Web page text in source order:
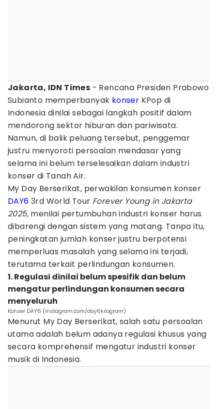
Jakarta, IDN Times - Rencana Presiden Prabowo
Subianto memperbanyak konser KPop di
Indonesia dinilai sebagai langkah positif dalam
mendorong sektor hiburan dan pariwisata.
Namun, di balik peluang tersebut, penggemar
justru menyoroti persoalan mendasar yang
selama ini belum terselesaikan dalam industri
konser di Tanah Air.
My Day Berserikat, perwakilan konsumen konser
DAY6 3rd World Tour Forever Young in Jakarta
2025, menilai pertumbuhan industri konser harus
dibarengi dengan sistem yang matang. Tanpa itu,
peningkatan jumlah konser justru berpotensi
memperluas masalah yang selama ini terjadi,
terutama terkait perlindungan konsumen.
1. Regulasi dinilai belum spesifik dan belum
mengatur perlindungan konsumen secara
menyeluruh
Konser DAY6 (instagram.com/day6kilogram)
Menurut My Day Berserikat, salah satu persoalan
utama adalah belum adanya regulasi khusus yang
secara komprehensif mengatur industri konser
musik di Indonesia.